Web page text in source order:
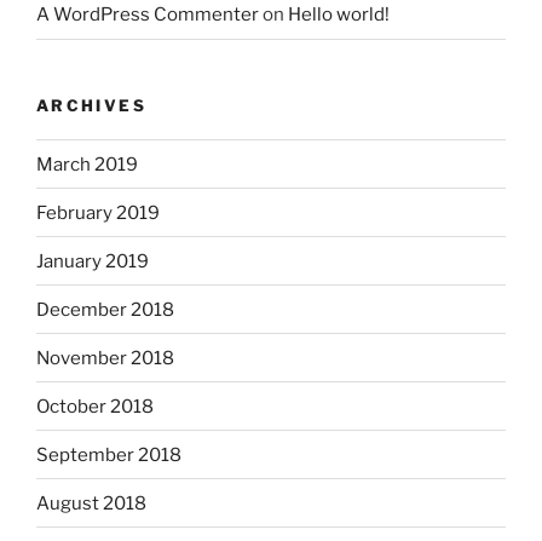
A WordPress Commenteron Hello world!
ARCHIVES
March 2019
February 2019
January 2019
December 2018
November 2018
October 2018
September 2018
August 2018